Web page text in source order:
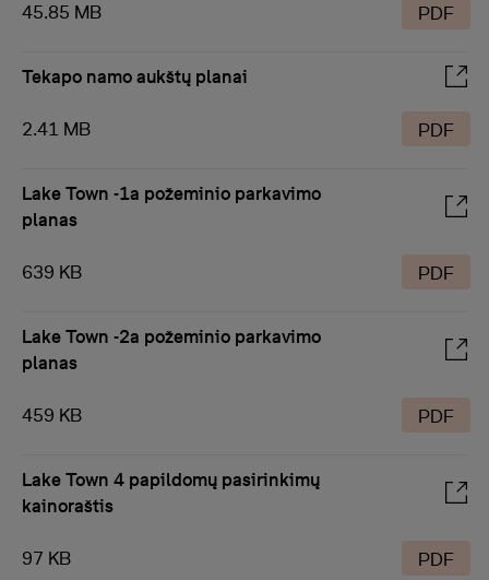
45.85 MB PDF
Tekapo namo aukštų planai
2.41 MB PDF
Lake Town -1a požeminio parkavimo
planas
639 KB PDF
Lake Town -2a požeminio parkavimo
planas
459 KB PDF
Lake Town 4 papildomų pasirinkimų
kainoraštis
97 KB PDF